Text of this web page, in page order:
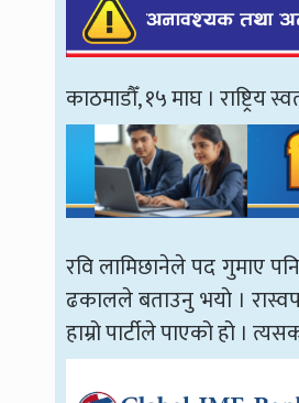
काठमाडौँ, १५ माघ । राष्ट्रिय
रवि लामिछानेले पद गुमाए
ढकालले बताउनु भयाे ।
हाम्रो पार्टीले पाएको हो ।